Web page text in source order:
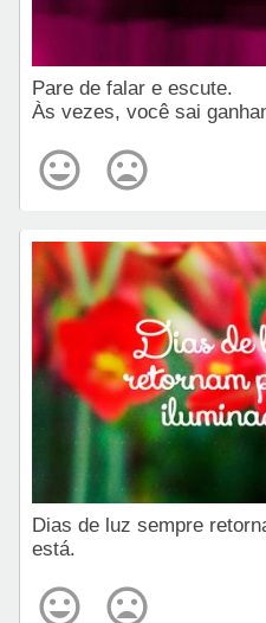
Pare de falar e escute.
Às vezes, você sai
Dias de luz sempre
está.